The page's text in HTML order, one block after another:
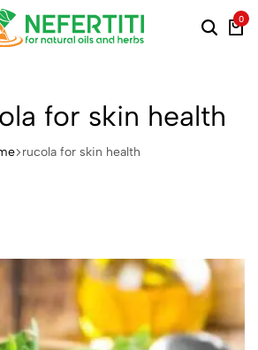
0
for skin health
rucola for skin health